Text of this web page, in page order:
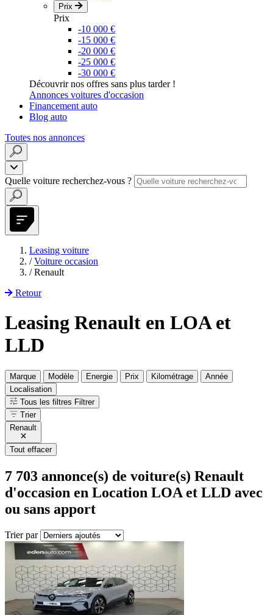
Prix
Prix
-10 000 €
-15 000 €
-20 000 €
-25 000 €
-30 000 €
Découvrir nos offres sans plus tarder !
Annonces voitures d'occasion
Financement auto
Blog auto
Toutes nos annonces
Quelle voiture recherchez-vous ?
Leasing voiture
/ Voiture occasion
/ Renault
Retour
Leasing Renault en LOA et
LLD
Marque Modèle Energie Prix Kilométrage
Année
Localisation
Tous les filtres Filtrer
Trier
Renault
Tout effacer
7 703 annonce(s) de voiture(s) Renault
d'occasion en Location LOA et LLD avec
ou sans apport
Trier par